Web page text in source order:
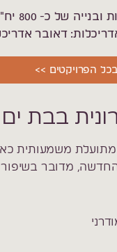
הפרויקטים >>
בבת
מתועלת
מדובר